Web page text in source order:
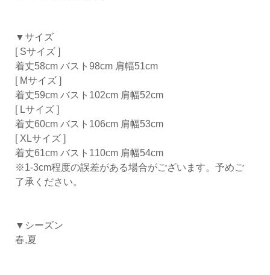
▼サイズ
[ Sサイズ ]
着丈58cm バスト98cm 肩幅51cm
[ Mサイズ ]
着丈59cm バスト102cm 肩幅52cm
[ Lサイズ ]
着丈60cm バスト106cm 肩幅53cm
[ XLサイズ ]
着丈61cm バスト110cm 肩幅54cm
※1-3cm程度の誤差がある場合がございます。予めご
了承ください。
▼シーズン
春,夏